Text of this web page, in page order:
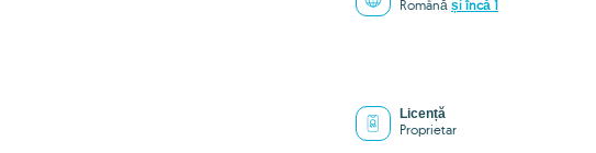
Română și încă 1
Licență
Proprietar